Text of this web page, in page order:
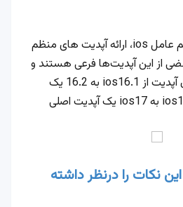
یکی از ویژگی های سیستم عامل ios، ارائه آپدیت های منظم
از این آپدیت‌ها فرعی هستند و
بعضی اصلی. بعنوان مثال آپدیت از ios16.1 به 16.2 یک
آپدیت فرعی و آپدیت از ios16 به ios17 یک آپدیت اصلی
نکات را درنظر داشته